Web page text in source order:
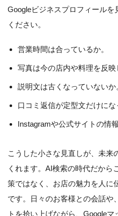
Googleビジネスプロフィールを
ください。
営業時間は合っているか。
写真は今の店内や料理を反映
説明文は古くなっていないか
口コミ返信が定型文だけにな
Instagramや公式サイトの情
こうした小さな見直しが、未来
くれます。AI検索の時代だから
策ではなく、お店の魅力を人に
です。日々のお客様との会話や
トを拾い上げながら、Google